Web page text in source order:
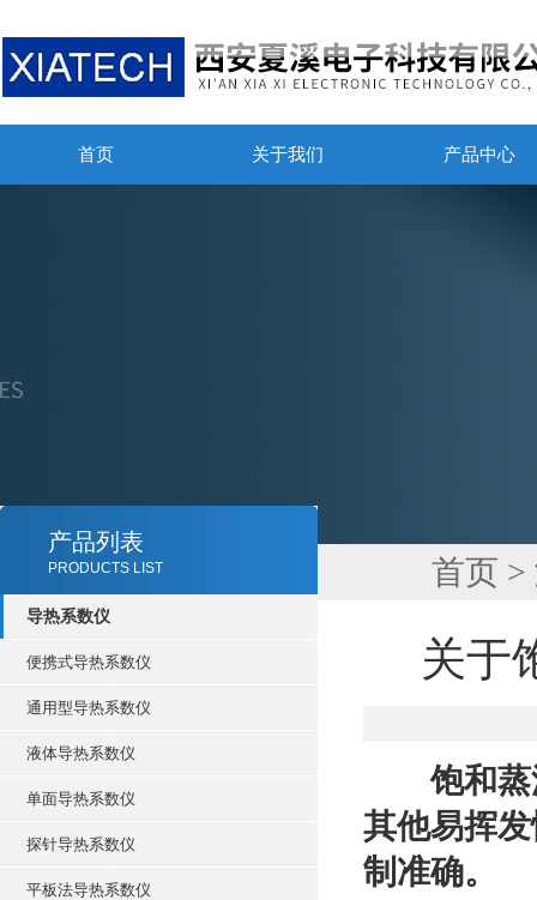
首页 关于我们 产品中心
产品列表
PRODUCTS LIST
导热系数仪
便携式导热系数仪
通用型导热系数仪
液体导热系数仪
单面导热系数仪
探针导热系数仪
平板法导热系数仪
首页 >
关于
饱和
其他易挥
制准确。